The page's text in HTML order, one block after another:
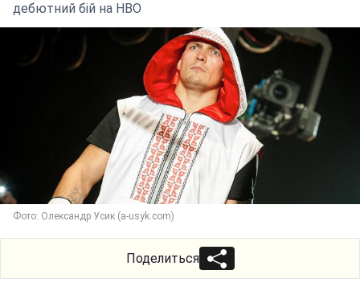
дебютний бій на HBO
Фото: Олександр Усик (a-usyk.com)
Поделиться